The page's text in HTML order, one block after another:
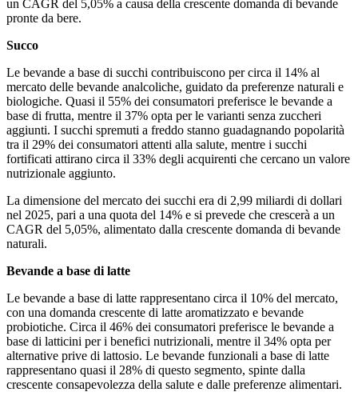
un CAGR del 5,05% a causa della crescente domanda di bevande
pronte da bere.
Succo
Le bevande a base di succhi contribuiscono per circa il 14% al
mercato delle bevande analcoliche, guidato da preferenze naturali e
biologiche. Quasi il 55% dei consumatori preferisce le bevande a
base di frutta, mentre il 37% opta per le varianti senza zuccheri
aggiunti. I succhi spremuti a freddo stanno guadagnando popolarità
tra il 29% dei consumatori attenti alla salute, mentre i succhi
fortificati attirano circa il 33% degli acquirenti che cercano un valore
nutrizionale aggiunto.
La dimensione del mercato dei succhi era di 2,99 miliardi di dollari
nel 2025, pari a una quota del 14% e si prevede che crescerà a un
CAGR del 5,05%, alimentato dalla crescente domanda di bevande
naturali.
Bevande a base di latte
Le bevande a base di latte rappresentano circa il 10% del mercato,
con una domanda crescente di latte aromatizzato e bevande
probiotiche. Circa il 46% dei consumatori preferisce le bevande a
base di latticini per i benefici nutrizionali, mentre il 34% opta per
alternative prive di lattosio. Le bevande funzionali a base di latte
rappresentano quasi il 28% di questo segmento, spinte dalla
crescente consapevolezza della salute e dalle preferenze alimentari.